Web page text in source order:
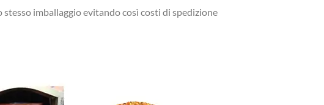
imballaggio evitando così costi di spedizione